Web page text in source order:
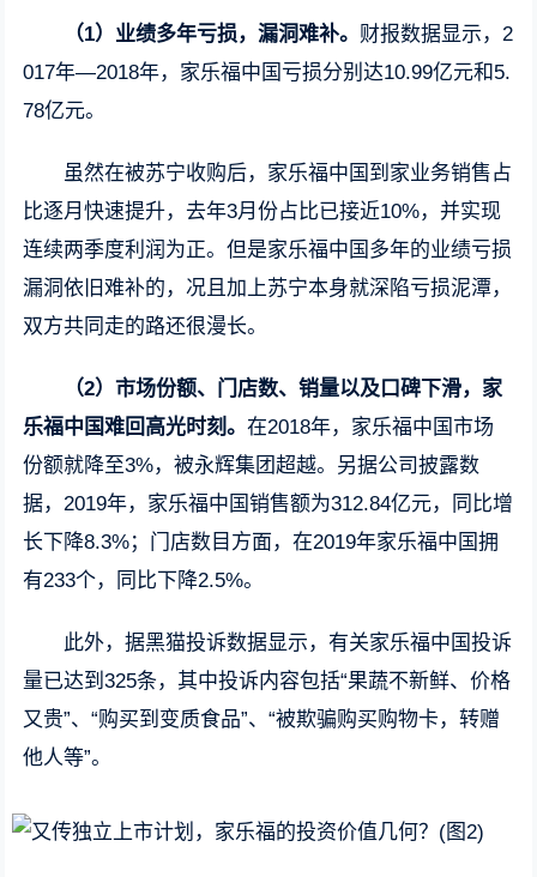
（1）业绩多年亏损，漏洞难补。 财报数据显示，2
017年—2018年，家乐福中国亏损分别达10.99亿元和5.
78亿元。
虽然在被苏宁收购后，家乐福中国到家业务销售占
比逐月快速提升，去年3月份占比已接近10%，并实现
连续两季度利润为正。但是家乐福中国多年的业绩亏损
漏洞依旧难补的，况且加上苏宁本身就深陷亏损泥潭，
双方共同走的路还很漫长。
（2）市场份额、门店数、销量以及口碑下滑，家
乐福中国难回高光时刻。在2018年，家乐福中国市场
份额就降至3%，被永辉集团超越。另据公司披露数
据，2019年，家乐福中国销售额为312.84亿元，同比增
长下降8.3%；门店数目方面，在2019年家乐福中国拥
有233个，同比下降2.5%。
此外，据黑猫投诉数据显示，有关家乐福中国投诉
量已达到325条，其中投诉内容包括“果蔬不新鲜、价格
又贵”、“购买到变质食品”、“被欺骗购买购物卡，转赠
他人等”。